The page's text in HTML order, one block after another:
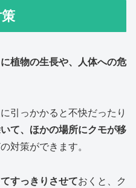
植物の生長や、人体への危
引っかかると不快だったり
て、ほかの場所にクモが移
対策ができます。
すっきりさせておくと、ク